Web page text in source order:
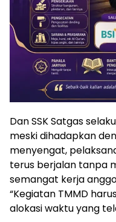
Dan SSK Satgas
meski dihadapkan
menyengat,
terus berjalan tanpa
semangat kerja
“Kegiatan TMMD
alokasi waktu yang